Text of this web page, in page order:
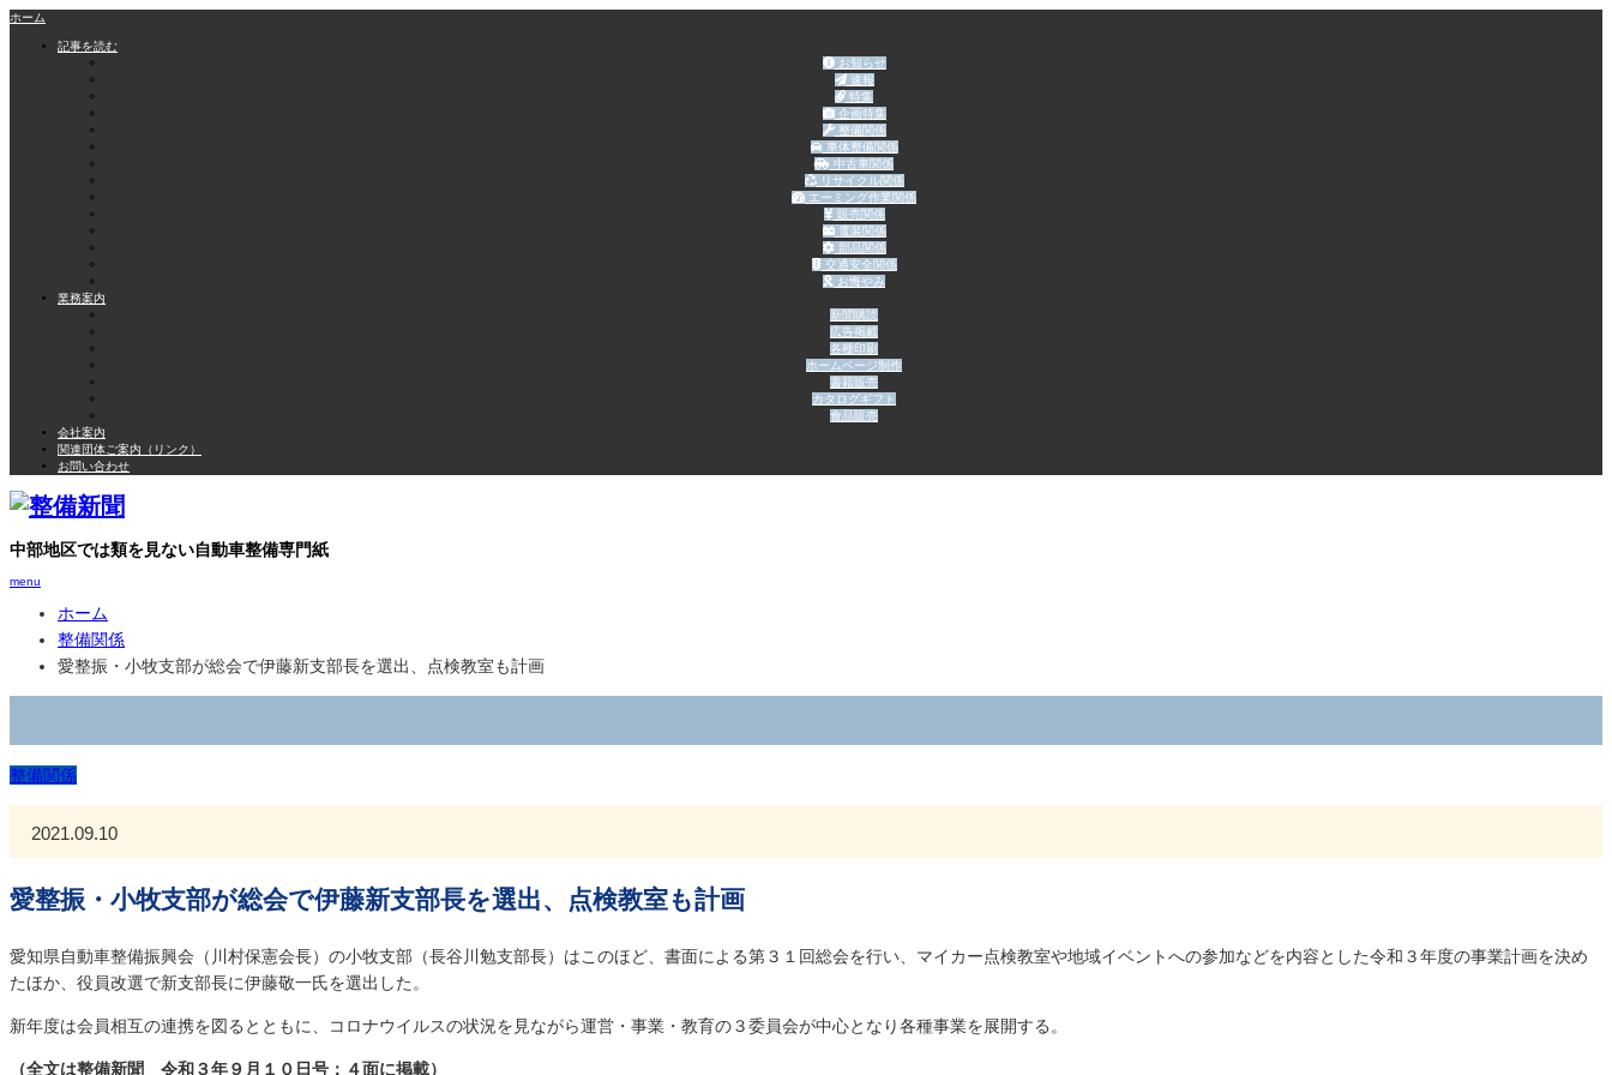
ホーム
記事を読む
お知らせ
速報
特集
企画特集
整備関係
車体整備関係
中古車関係
リサイクル関係
エーミング作業関係
販売関係
電装関係
部品関係
交通安全関係
お悔やみ
業務案内
新聞購読
広告掲載
各種印刷
ホームページ制作
書籍販売
カタログギフト
食品販売
会社案内
関連団体ご案内（リンク）
お問い合わせ
中部地区では類を見ない自動車整備専門紙
menu
ホーム
整備関係
愛整振・小牧支部が総会で伊藤新支部長を選出、点検教室も計画
整備関係
2021.09.10
愛整振・小牧支部が総会で伊藤新支部長を選出、点検教室も計画
愛知県自動車整備振興会（川村保憲会長）の小牧支部（長谷川勉支部長）はこのほど、書面による第３１回総会を行い、マイカー点検教室や地域イベントへの参加などを内容とした令和３年度の事業計画を決め
たほか、役員改選で新支部長に伊藤敬一氏を選出した。
新年度は会員相互の連携を図るとともに、コロナウイルスの状況を見ながら運営・事業・教育の３委員会が中心となり各種事業を展開する。
（全文は整備新聞 令和３年９月１０日号：４面に掲載）